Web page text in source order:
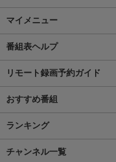
マイメニュー
番組表ヘルプ
リモート録画予約ガイド
おすすめ番組
ランキング
チャンネル一覧